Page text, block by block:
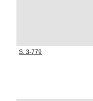
S. 3-779